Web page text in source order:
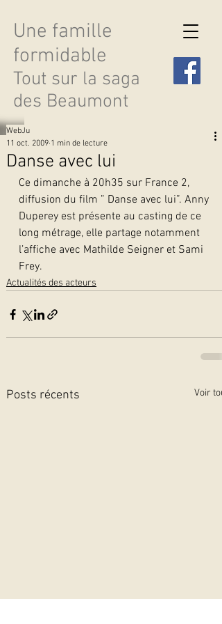
Une famille
formidable
Tout sur la saga
des Beaumont
Découvrir les saisons
Danse avec lui
WebJu
11 oct. 2009 1 min de lecture
Ce dimanche à 20h35 sur France 2,
diffusion du film ” Danse avec lui”. Anny
Duperey est présente au casting de ce
long métrage, elle partage notamment
l’affiche avec Mathilde Seigner et Sami
Frey.
Actualités des acteurs
Posts récents Voir tout